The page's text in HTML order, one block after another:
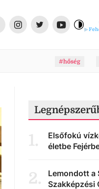
#hőség
1.
Elsőfokú
életbe
2.
Lemondott a
Szakképzési